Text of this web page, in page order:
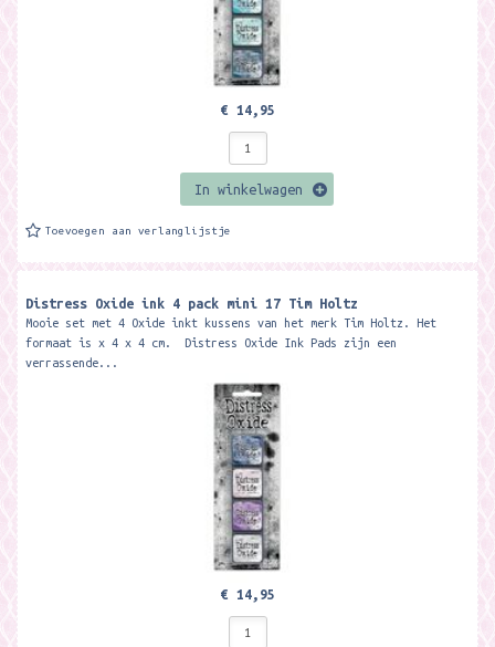
€ 14,95
In winkelwagen
Toevoegen aan verlanglijstje
Distress Oxide ink 4 pack mini 17 Tim Holtz
Mooie set met 4 Oxide inkt kussens van het merk Tim Holtz. Het
formaat is x 4 x 4 cm. Distress Oxide Ink Pads zijn een
verrassende...
€ 14,95